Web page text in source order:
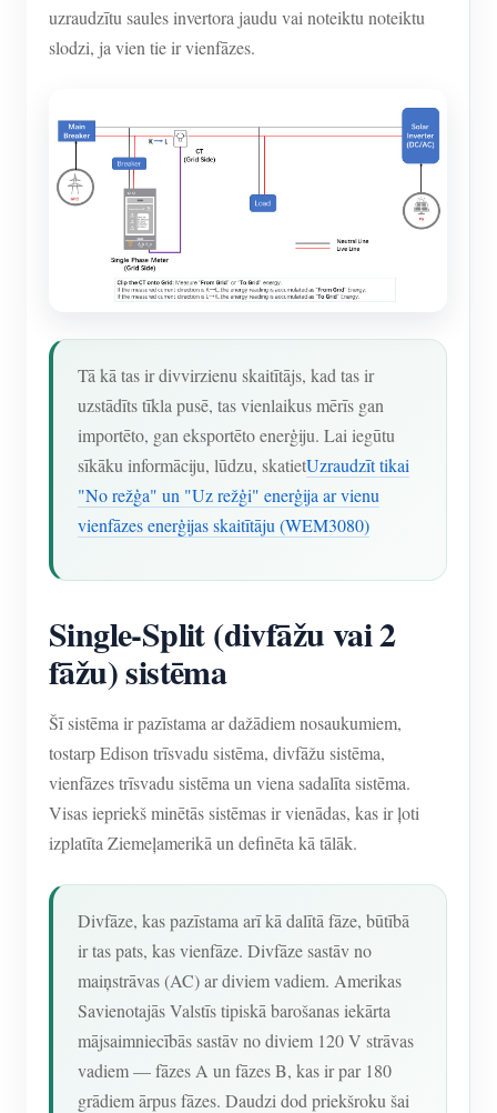
uzraudzītu saules invertora jaudu vai noteiktu noteiktu
slodzi, ja vien tie ir vienfāzes.
Tā kā tas ir divvirzienu skaitītājs, kad tas ir
uzstādīts tīkla pusē, tas vienlaikus mērīs gan
importēto, gan eksportēto enerģiju. Lai iegūtu
sīkāku informāciju, lūdzu, skatietUzraudzīt tikai
"No režģa" un "Uz režģi" enerģija ar vienu
vienfāzes enerģijas skaitītāju (WEM3080)
Single-Split (divfāžu vai 2
fāžu) sistēma
Šī sistēma ir pazīstama ar dažādiem nosaukumiem,
tostarp Edison trīsvadu sistēma, divfāžu sistēma,
vienfāzes trīsvadu sistēma un viena sadalīta sistēma.
Visas iepriekš minētās sistēmas ir vienādas, kas ir ļoti
izplatīta Ziemeļamerikā un definēta kā tālāk.
Divfāze, kas pazīstama arī kā dalītā fāze, būtībā
ir tas pats, kas vienfāze. Divfāze sastāv no
maiņstrāvas (AC) ar diviem vadiem. Amerikas
Savienotajās Valstīs tipiskā barošanas iekārta
mājsaimniecībās sastāv no diviem 120 V strāvas
vadiem — fāzes A un fāzes B, kas ir par 180
grādiem ārpus fāzes. Daudzi dod priekšroku šai